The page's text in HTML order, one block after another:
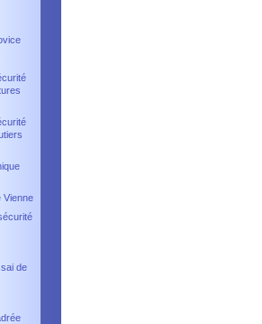
Vienne
de